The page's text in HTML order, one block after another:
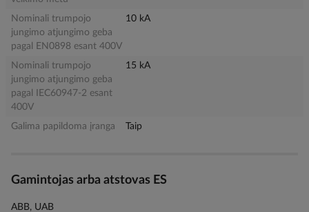
Nominali trumpojo
jungimo atjungimo geba
pagal EN0898 esant 400V
10 kA
Nominali trumpojo
jungimo atjungimo geba
pagal IEC60947-2 esant
400V
15 kA
Galima papildoma įranga Taip
Gamintojas arba atstovas ES
ABB, UAB